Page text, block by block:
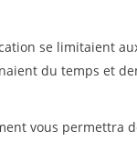
se limitaient
du temps et
vous permettra